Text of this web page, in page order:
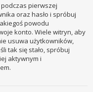
pierwszej
oraz hasło i spróbuj
powodu
konto. Wiele witryn, aby
usuwa użytkowników,
tak się stało, spróbuj
aktywnym i